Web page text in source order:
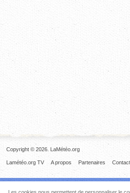
Copyright © 2026. LaMétéo.org
Contact
Partenaires
A propos
Lamétéo.org TV